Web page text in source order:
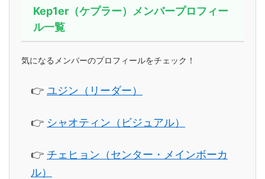
Kep1er（ケプラー）メンバープロフィー
ル一覧
気になるメンバーのプロフィールをチェック！
👉 ユジン（リーダー）
👉 シャオティン（ビジュアル）
👉 チェヒョン（センター・メインボーカ
ル）